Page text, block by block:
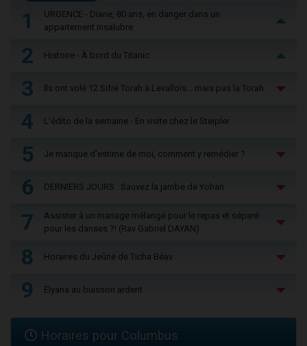
1
URGENCE - Diane, 80 ans, en danger dans un
appartement insalubre
2 Histoire - À bord du Titanic
3 Ils ont volé 12 Sifré Torah à Levallois… mais pas la Torah
4 L'édito de la semaine - En visite chez le Steipler
5 Je manque d'estime de moi, comment y remédier ?
6 DERNIERS JOURS : Sauvez la jambe de Yohan
7
Assister à un mariage mélangé pour le repas et séparé
pour les danses ?! (Rav Gabriel DAYAN)
8 Horaires du Jeûne de Ticha Béav
9 Elyana au buisson ardent
Horaires pour Columbus